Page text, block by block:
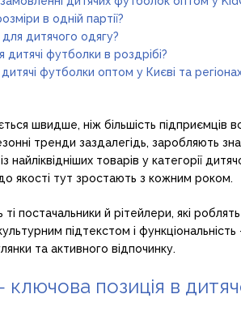
в одній партії?
для дитячого одягу?
футболки в роздрібі?
футболки оптом у Києві та
швидше, ніж більшість підприємців
тренди заздалегідь, заробляють
товарів у категорії
якості тут зростають з кожним роком.
постачальники й рітейлери, які
підтекстом і функціональність
та активного відпочинку.
позиція в